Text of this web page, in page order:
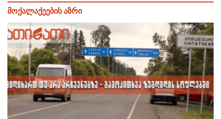
მოქალაქეების აზრი